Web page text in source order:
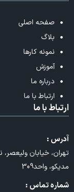
صفحه اصلی
بلاگ
نمونه کارها
آموزش
درباره ما
ارتباط با ما
ارتباط با ما
آدرس :
تهران، خیابان
مدیکو، واحد309
شماره تماس :